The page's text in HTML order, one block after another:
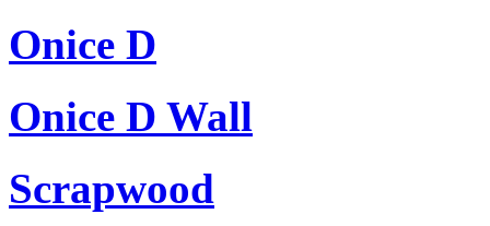
Onice D
Onice D Wall
Scrapwood